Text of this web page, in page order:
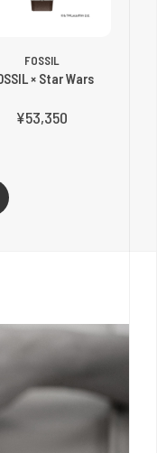
FOSSIL
× Star Wars
¥53,350